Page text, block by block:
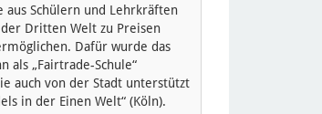
aus Schülern und Lehrkräften
Dritten Welt zu Preisen
Dafür wurde das
als „Fairtrade-Schule“
auch von der Stadt unterstützt
in der Einen Welt“ (Köln).